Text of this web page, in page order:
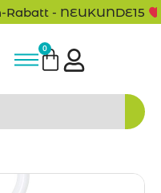
- NEUKUNDE15
0